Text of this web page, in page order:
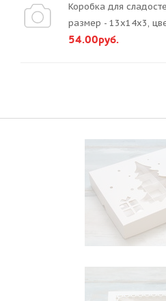
Коробка для
размер - 13х14х3,
54.00руб.